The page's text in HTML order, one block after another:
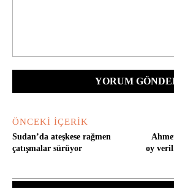
ÖNCEKI İÇERIK
Sudan’da ateşkese rağmen
çatışmalar sürüyor
oy